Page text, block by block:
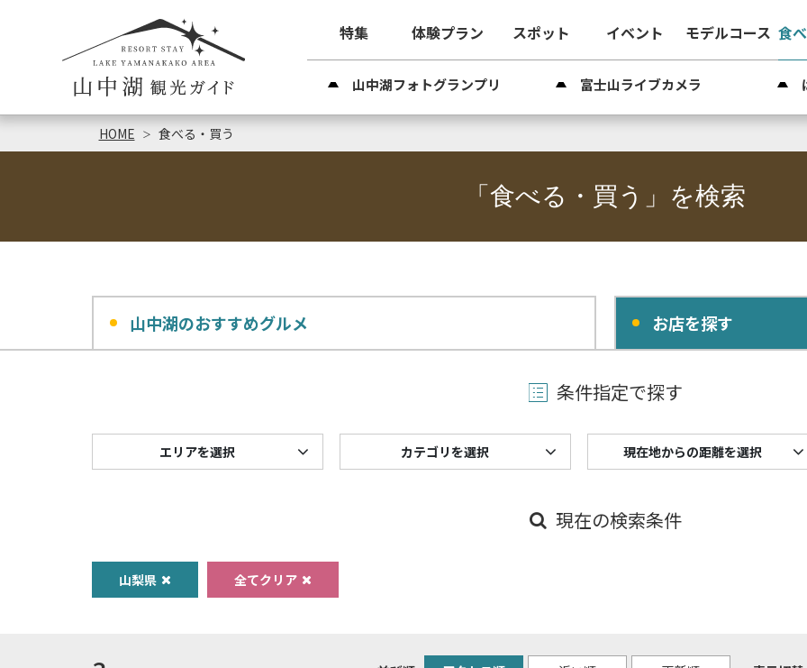
特集 体験プラン スポット イベント モデルコース 食
山中湖フォトグランプリ 富士山ライブカメラ
HOME 食べる・買う
「食べる・買う」を検索
山中湖のおすすめグルメ お店を探す
条件指定で探す
エリアを選択 カテゴリを選択 現在地からの距離を選択
現在の検索条件
山梨県 全てクリア